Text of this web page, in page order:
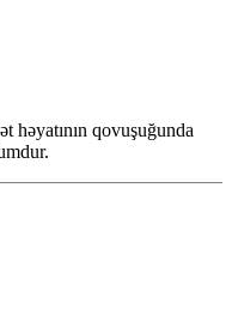
həyatının qovuşuğunda